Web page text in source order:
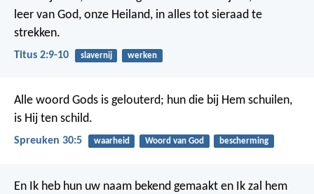
leer van God, onze Heiland, in alles tot sieraad te
strekken.
Titus 2:9-10 slavernij werken
Alle woord Gods is gelouterd; hun die bij Hem schuilen,
is Hij ten schild.
Spreuken 30:5 waarheid Woord van God bescherming
En Ik heb hun uw naam bekend gemaakt en Ik zal hem